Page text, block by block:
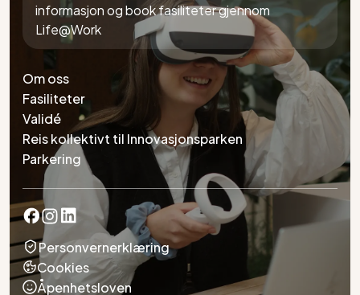
Om oss
Fasiliteter
Validé
Reis kollektivt til Innovasjonsparken
Parkering
informasjon og book fasiliteter gjennom
Life@Work
Personvernerklæring
Cookies
Åpenhetsloven